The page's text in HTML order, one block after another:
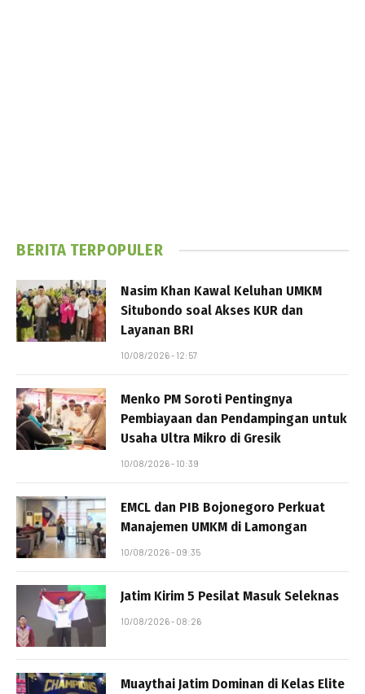
BERITA TERPOPULER
Nasim Khan Kawal Keluhan UMKM
Situbondo soal Akses KUR dan
Layanan BRI
10/08/2026 - 12:57
Menko PM Soroti Pentingnya
Pembiayaan dan Pendampingan untuk
Usaha Ultra Mikro di Gresik
10/08/2026 - 10:39
EMCL dan PIB Bojonegoro Perkuat
Manajemen UMKM di Lamongan
10/08/2026 - 09:35
Jatim Kirim 5 Pesilat Masuk Seleknas
10/08/2026 - 08:26
Muaythai Jatim Dominan di Kelas Elite